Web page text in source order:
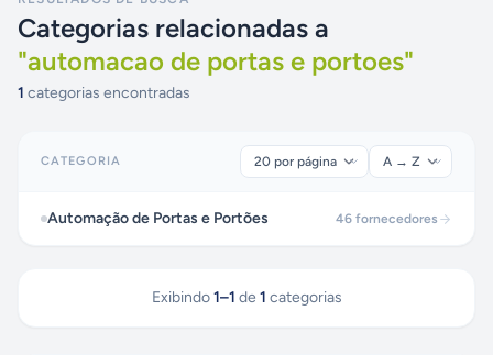
Categorias relacionadas a
"automacao de portas e portoes"
1 categorias encontradas
CATEGORIA
Automação de Portas e Portões 46 fornecedores
Exibindo 1–1 de 1 categorias